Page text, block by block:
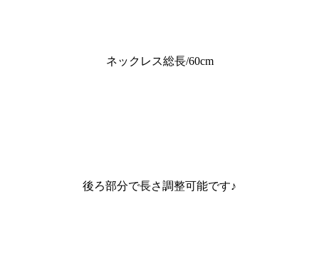
ネックレス総長/60cm
後ろ部分で長さ調整可能です♪